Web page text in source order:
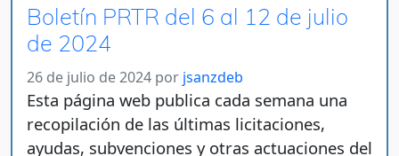
Boletín PRTR del 6 al 12 de julio
de 2024
26 de julio de 2024 por jsanzdeb
Esta página web publica cada semana una
recopilación de las últimas licitaciones,
ayudas, subvenciones y otras actuaciones del